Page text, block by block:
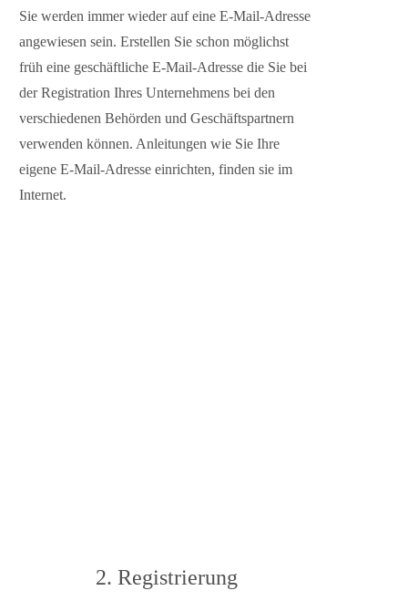
Sie werden immer wieder auf eine E-Mail-Adresse
angewiesen sein. Erstellen Sie schon möglichst
früh eine geschäftliche E-Mail-Adresse die Sie bei
der Registration Ihres Unternehmens bei den
verschiedenen Behörden und Geschäftspartnern
verwenden können. Anleitungen wie Sie Ihre
eigene E-Mail-Adresse einrichten, finden sie im
Internet.
2. Registrierung